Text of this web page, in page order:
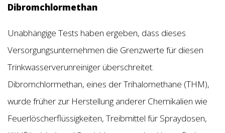
Dibromchlormethan
Unabhängige Tests haben ergeben, dass dieses
Versorgungsunternehmen die Grenzwerte für diesen
Trinkwasserverunreiniger überschreitet.
Dibromchlormethan, eines der Trihalomethane (THM),
wurde früher zur Herstellung anderer Chemikalien wie
Feuerlöscherflüssigkeiten, Treibmittel für Spraydosen,